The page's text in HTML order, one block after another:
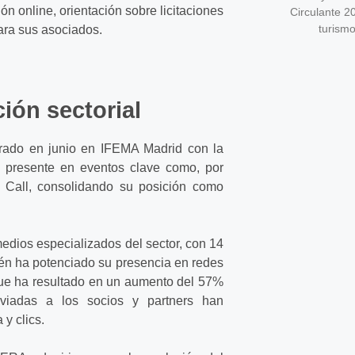
online, orientación sobre licitaciones
sus asociados.
sectorial
en junio en IFEMA Madrid con la
en eventos clave como, por
consolidando su posición como
especializados del sector, con 14
ha potenciado su presencia en redes
ha resultado en un aumento del 57%
a los socios y partners han
y clics.
Circulante